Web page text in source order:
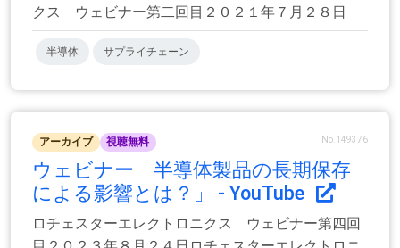
クス ウェビナー第二回目２０２１年７月２８日
半導体 サプライチェーン
アーカイブ 視聴無料 No.149376
ウェビナー「半導体製品の長期保存
による影響とは？」 - YouTube
ロチェスターエレクトロニクス ウェビナー第四回